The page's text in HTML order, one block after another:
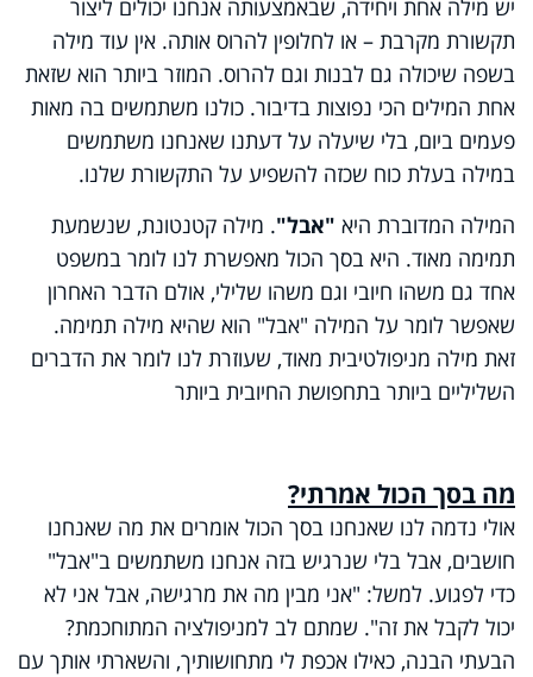
יש מילה אחת ויחידה, שבאמצעותה אנחנו יכולים ליצור
תקשורת מקרבת – או לחלופין להרוס אותה. אין עוד מילה
בשפה שיכולה גם לבנות וגם להרוס. המוזר ביותר הוא שזאת
אחת המילים הכי נפוצות בדיבור. כולנו משתמשים בה מאות
פעמים ביום, בלי שיעלה על דעתנו שאנחנו משתמשים
במילה בעלת כוח שכזה להשפיע על התקשורת שלנו.
המילה המדוברת היא "אבל". מילה קטנטונת, שנשמעת
תמימה מאוד. היא בסך הכול מאפשרת לנו לומר במשפט
אחד גם משהו חיובי וגם משהו שלילי, אולם הדבר האחרון
שאפשר לומר על המילה "אבל" הוא שהיא מילה תמימה.
זאת מילה מניפולטיבית מאוד, שעוזרת לנו לומר את הדברים
השליליים ביותר בתחפושת החיובית ביותר
מה בסך הכול אמרתי?
אולי נדמה לנו שאנחנו בסך הכול אומרים את מה שאנחנו
חושבים, אבל בלי שנרגיש בזה אנחנו משתמשים ב"אבל"
כדי לפגוע. למשל: "אני מבין מה את מרגישה, אבל אני לא
יכול לקבל את זה". שמתם לב למניפולציה המתוחכמת?
הבעתי הבנה, כאילו אכפת לי מתחושותיך, והשארתי אותך עם